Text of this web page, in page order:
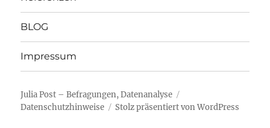
BLOG
Impressum
Julia Post – Befragungen, Datenanalyse
Datenschutzhinweise
Stolz präsentiert von WordPress